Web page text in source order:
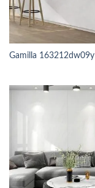
Gamilla 163212dw09y